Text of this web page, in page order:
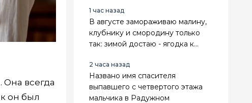
всегда
он был
выбросить
1 час назад
В августе замораживаю малину,
клубнику и смородину только
так: зимой достаю - ягодка к
2 часа назад
Названо имя спасителя
выпавшего с четвертого этажа
мальчика в Радужном